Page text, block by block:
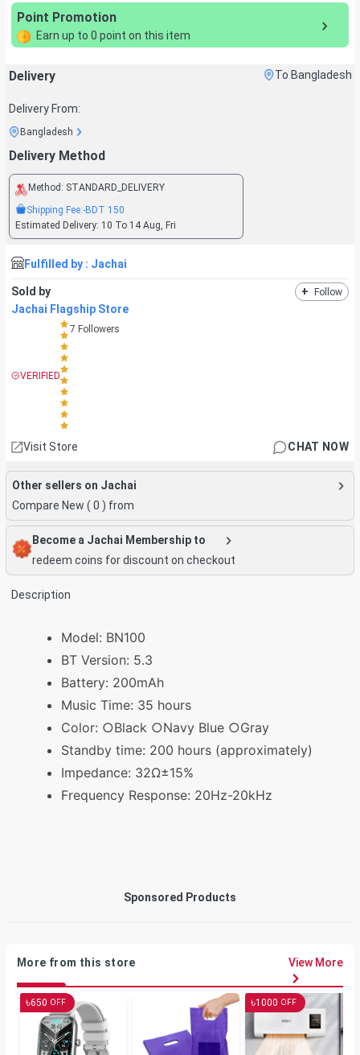
Point Promotion
Earn up to 0 point on this item
Delivery To Bangladesh
Delivery From:
Bangladesh
Delivery Method
Method: STANDARD_DELIVERY
Shipping Fee:-BDT 150
Estimated Delivery: 10 To 14 Aug, Fri
Fulfilled by : Jachai
Sold by + Follow
Jachai Flagship Store
VERIFIED
7 Followers
Visit Store CHAT NOW
Other sellers on Jachai
Compare New ( 0 ) from
Become a Jachai Membership to
redeem coins for discount on checkout
Description
Model: BN100
BT Version: 5.3
Battery: 200mAh
Music Time: 35 hours
Color: ○Black ○Navy Blue ○Gray
Standby time: 200 hours (approximately)
Impedance: 32Ω±15%
Frequency Response: 20Hz-20kHz
Sponsored Products
More from this store View More
৳650 OFF ৳1000 OFF